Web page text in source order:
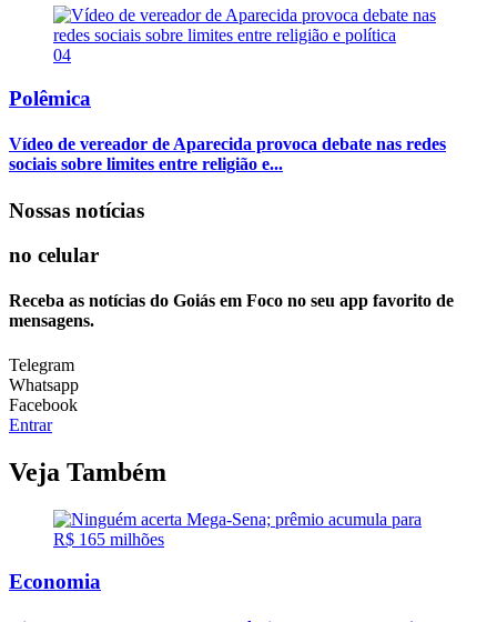
04
Polêmica
Vídeo de vereador de Aparecida provoca debate nas redes
sociais sobre limites entre religião e...
Nossas notícias
no celular
Receba as notícias do Goiás em Foco no seu app favorito de
mensagens.
Telegram
Whatsapp
Facebook
Entrar
Veja Também
Economia